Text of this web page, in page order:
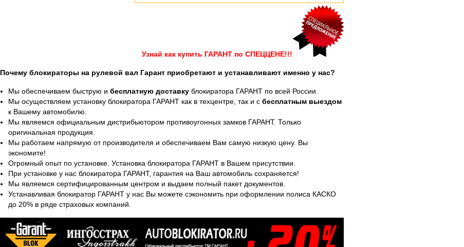
Узнай как купить ГАРАНТ по СПЕЦЦЕНЕ!!!
Почему блокираторы на рулевой вал Гарант приобретают и устанавливают именно у нас?
Мы обеспечиваем быструю и бесплатную доставку блокиратора ГАРАНТ по всей России.
Мы осуществляем установку блокиратора ГАРАНТ как в техцентре, так и с бесплатным выездом
к Вашему автомобилю.
Мы являемся официальным дистрибьютором противоугонных замков ГАРАНТ. Только
оригинальная продукция.
Мы работаем напрямую от производителя и обеспечиваем Вам самую низкую цену. Вы
экономите!
Огромный опыт по установке. Установка блокиратора ГАРАНТ в Вашем присутствии.
При установке у нас блокиратора ГАРАНТ, гарантия на Ваш автомобиль сохраняется!
Мы являемся сертифицированным центром и выдаем полный пакет документов.
Устанавливая блокиратор ГАРАНТ у нас Вы можете сэкономить при оформлении полиса КАСКО
до 20% в ряде страховых компаний.